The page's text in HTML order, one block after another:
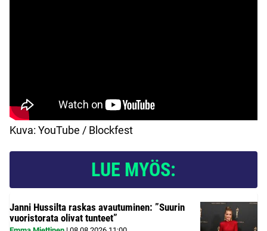
Kuva: YouTube / Blockfest
LUE MYÖS:
Janni Hussilta raskas avautuminen: ”Suurin
vuoristorata olivat tunteet”